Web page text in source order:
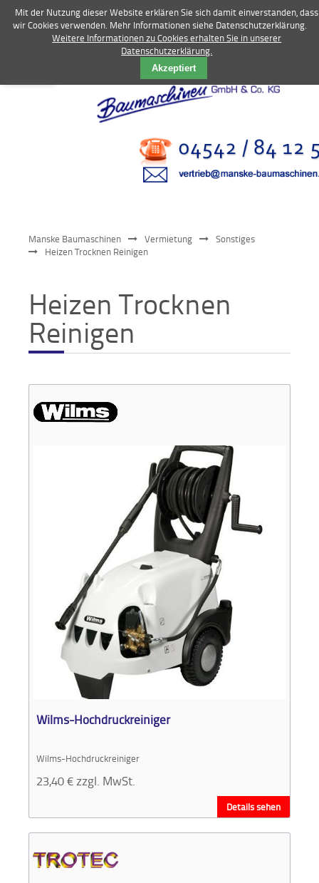
Bagger
Kommunaltechnik
Sonstiges
Verkauf
Radlader
Kommunaltechnik
Anbaugeräte
Sonstiges
Sonderaktionen
Aktionen
Anfahrt
Manske Baumaschinen Vermietung
Sonstiges
Heizen Trocknen Reinigen
Heizen Trocknen
Reinigen
Wilms-Hochdruckreiniger
Wilms-Hochdruckreiniger
23,40€ zzgl. MwSt.
Details sehen
Mit der Nutzung dieser Website erklären Sie sich damit einverstanden, dass
wir Cookies verwenden. Mehr Informationen siehe Datenschutzerklärung.
Weitere Informationen zu Cookies erhalten Sie in unserer
Datenschutzerklärung.
Akzeptiert